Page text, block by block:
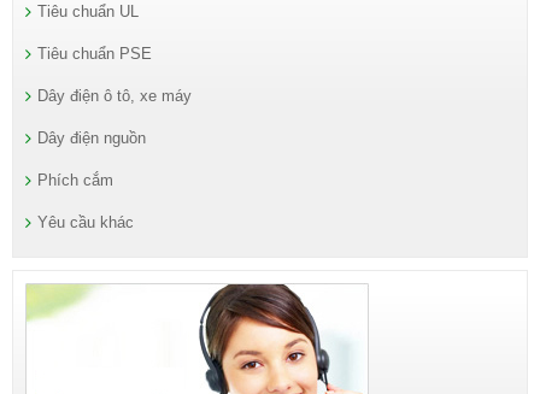
Tiêu chuẩn UL
Tiêu chuẩn PSE
Dây điện ô tô, xe máy
Dây điện nguồn
Phích cắm
Yêu cầu khác